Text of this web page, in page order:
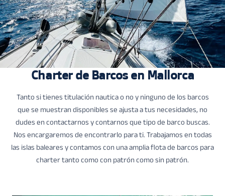
Charter de Barcos en Mallorca
Tanto si tienes titulación nautica o no y ninguno de los barcos
que se muestran disponibles se ajusta a tus necesidades, no
dudes en contactarnos y contarnos que tipo de barco buscas.
Nos encargaremos de encontrarlo para ti. Trabajamos en todas
las islas baleares y contamos con una amplia flota de barcos para
charter tanto como con patrón como sin patrón.